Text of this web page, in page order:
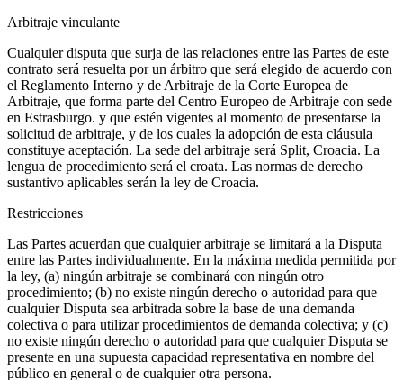
Arbitraje vinculante
Cualquier disputa que surja de las relaciones entre las Partes de este
contrato será resuelta por un árbitro que será elegido de acuerdo con
el Reglamento Interno y de Arbitraje de la Corte Europea de
Arbitraje, que forma parte del Centro Europeo de Arbitraje con sede
en Estrasburgo. y que estén vigentes al momento de presentarse la
solicitud de arbitraje, y de los cuales la adopción de esta cláusula
constituye aceptación. La sede del arbitraje será Split, Croacia. La
lengua de procedimiento será el croata. Las normas de derecho
sustantivo aplicables serán la ley de Croacia.
Restricciones
Las Partes acuerdan que cualquier arbitraje se limitará a la Disputa
entre las Partes individualmente. En la máxima medida permitida por
la ley, (a) ningún arbitraje se combinará con ningún otro
procedimiento; (b) no existe ningún derecho o autoridad para que
cualquier Disputa sea arbitrada sobre la base de una demanda
colectiva o para utilizar procedimientos de demanda colectiva; y (c)
no existe ningún derecho o autoridad para que cualquier Disputa se
presente en una supuesta capacidad representativa en nombre del
público en general o de cualquier otra persona.